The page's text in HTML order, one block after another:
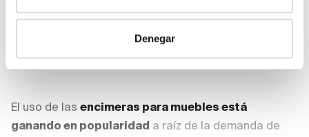
Denegar
Encimeras de muebles
El uso de las encimeras para muebles está
ganando en popularidad a raíz de la demanda de